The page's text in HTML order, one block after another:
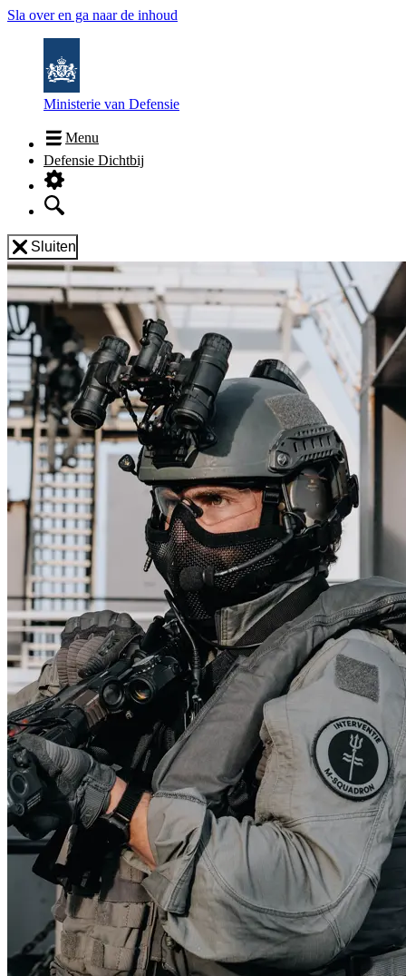
Sla over en ga naar de inhoud
Ministerie van Defensie
Menu
Defensie Dichtbij
Sluiten